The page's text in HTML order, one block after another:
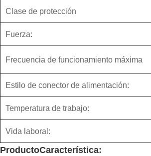
Clase de protección
Fuerza:
Frecuencia de funcionamiento máxima
Estilo de conector de alimentación:
Temperatura de trabajo:
Vida laboral:
ProductoCaracterística: